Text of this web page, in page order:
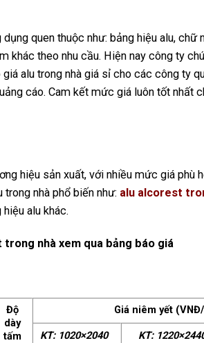
quen thuộc như: bảng hiệu alu, chữ
khác theo nhu cầu. Hiện nay công ty
alu trong nhà giá sỉ cho các công ty
cáo. Cam kết mức giá luôn tốt nhất
hiệu sản xuất, với nhiều mức giá phù
nhà phổ biến như: alu alcorest
alu khác.
trong nhà xem qua bảng báo giá
Độ
dày
tấm
Giá niêm yết
KT: 1020×2040 KT: